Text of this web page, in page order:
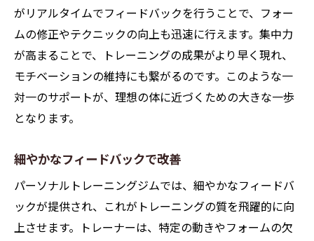
がリアルタイムでフィードバックを行うことで、フォー
ムの修正やテクニックの向上も迅速に行えます。集中力
が高まることで、トレーニングの成果がより早く現れ、
モチベーションの維持にも繋がるのです。このような一
対一のサポートが、理想の体に近づくための大きな一歩
となります。
細やかなフィードバックで改善
パーソナルトレーニングジムでは、細やかなフィードバ
ックが提供され、これがトレーニングの質を飛躍的に向
上させます。トレーナーは、特定の動きやフォームの欠